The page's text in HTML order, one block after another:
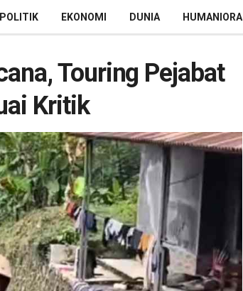
POLITIK EKONOMI DUNIA HUMANIORA
Touring Pejabat
Kritik